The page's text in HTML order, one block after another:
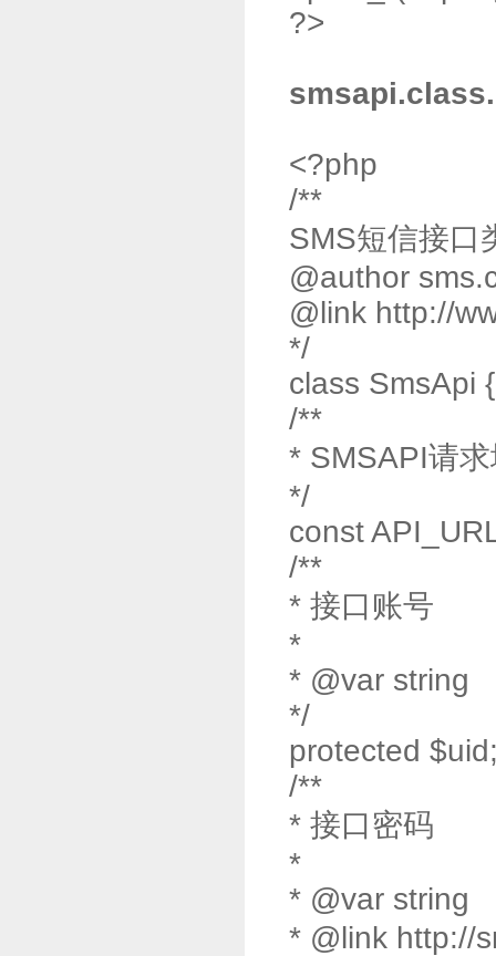
?>
<?php
/**
SMS短信接口
@author
@link http://
*/
class SmsApi {
/**
* SMSAPI请
*/
const
/**
* 接口账号
*
* @var string
*/
protected
/**
* 接口密码
*
* @var string
* @link http://